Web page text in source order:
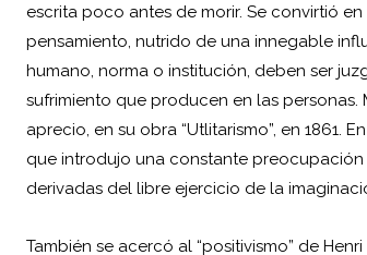
escrita poco antes de morir. Se convirtió
pensamiento, nutrido de una innegable
humano, norma o institución, deben ser
sufrimiento que producen en las personas.
aprecio, en su obra “Utlitarismo”, en 1861.
que introdujo una constante
derivadas del libre ejercicio de la
También se acercó al “positivismo” de